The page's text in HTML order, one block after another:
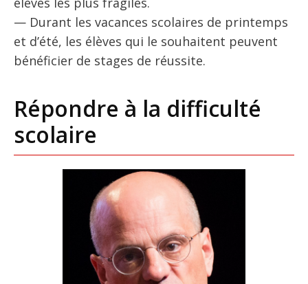
— Durant les vacances scolaires de printemps
et d’été, les élèves qui le souhaitent peuvent
bénéficier de stages de réussite.
Répondre à la difficulté
scolaire